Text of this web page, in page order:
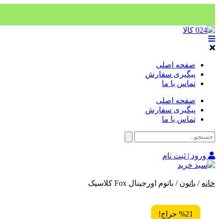
صفحه اصلی
پیگیری سفارش
تماس با ما
صفحه اصلی
پیگیری سفارش
تماس با ما
ورود | ثبت نام
خانه / باتون / باتوم اورجینال Fox کلاسیک
%21 حراج!